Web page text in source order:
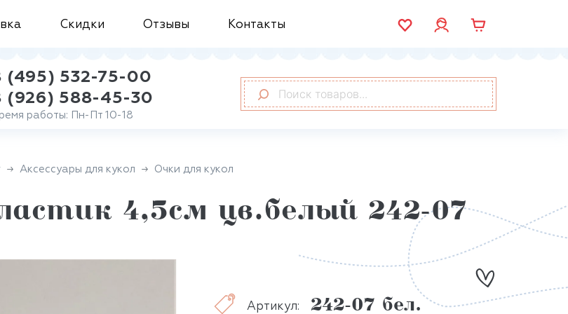
Скидки Отзывы Контакты
(495) 532-75-00
(926) 588-45-30
работы: Пн-Пт 10-18
Аксессуары для кукол
Очки для кукол
4,5см цв.белый 242-07
Артикул: 242-07 бел.